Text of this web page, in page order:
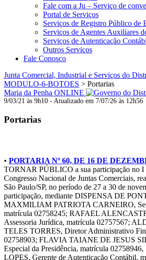
Fale com a Ju – Serviço de
Portal de Serviços
Serviços de Registro Público de
Serviços de Agentes Auxiliares
Serviços de Autenticação
Outros Serviços
Fale Conosco
Junta Comercial, Industrial e Serviços do
MODULO-6-BOTOES > Portarias
Maria da Penha ONLINE
9/03/21 às 9h10 - Atualizado em 7/07/26 às 12h56
Portarias
• PORTARIA Nº 60, DE 16 DE
TORNAR PÚBLICO a sua participação no
Congresso Nacional de Juntas Comerciais,
São Paulo/SP, no período de 27 a 30 de
participação, mediante DISPENSA DE
MAXMILIAM PATRIOTA CARNEIRO,
matrícula 02758245; RAFAEL
Assessoria Jurídica, matrícula 02757567;
TELES TORRES, Diretor Administrativo
02758903; FLAVIA TAIANE DE JESUS
Especial da Presidência, matrícula
LOPES, Gerente de Autenticação Contábil,